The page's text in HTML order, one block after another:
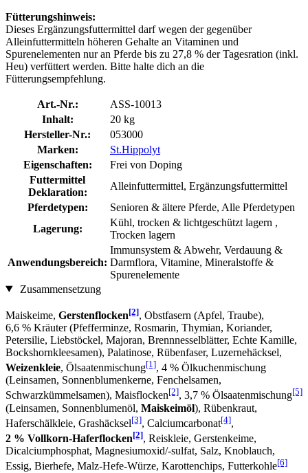
Fütterungshinweis:
Dieses Ergänzungsfuttermittel darf wegen der gegenüber
Alleinfuttermitteln höheren Gehalte an Vitaminen und
Spurenelementen nur an Pferde bis zu 27,8 % der Tagesration (inkl.
Heu) verfüttert werden. Bitte halte dich an die
Fütterungsempfehlung.
Art.-Nr.:
ASS-10013
Inhalt:
20 kg
Hersteller-Nr.:
053000
Marken:
St.Hippolyt
Eigenschaften:
Frei von Doping
Futtermittel
Deklaration:
Alleinfuttermittel, Ergänzungsfuttermittel
Pferdetypen:
Senioren & ältere Pferde, Alle Pferdetypen
Lagerung:
Kühl, trocken & lichtgeschützt lagern ,
Trocken lagern
Anwendungsbereich:
Immunsystem & Abwehr, Verdauung &
Darmflora, Vitamine, Mineralstoffe &
Spurenelemente
Zusammensetzung
Maiskeime, Gerstenflocken[2], Obstfasern (Apfel, Traube),
6,6 % Kräuter (Pfefferminze, Rosmarin, Thymian, Koriander,
Petersilie, Liebstöckel, Majoran, Brennnesselblätter, Echte Kamille,
Bockshornkleesamen), Palatinose, Rübenfaser, Luzernehäcksel,
Weizenkleie, Ölsaatenmischung[1], 4 % Ölkuchenmischung
(Leinsamen, Sonnenblumenkerne, Fenchelsamen,
Schwarzkümmelsamen), Maisflocken[2], 3,7 % Ölsaatenmischung[5]
(Leinsamen, Sonnenblumenöl, Maiskeimöl), Rübenkraut,
Haferschälkleie, Grashäcksel[3], Calciumcarbonat[4],
2 % Vollkorn-Haferflocken[2], Reiskleie, Gerstenkeime,
Dicalciumphosphat, Magnesiumoxid/-sulfat, Salz, Knoblauch,
Essig, Bierhefe, Malz-Hefe-Würze, Karottenchips, Futterkohle[6]